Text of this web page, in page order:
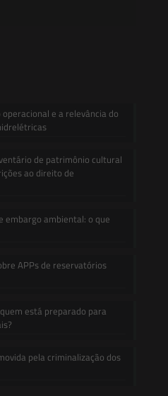
e a relevância do
de patrimônio cultural
ao direito de
embargo ambiental: o que
APPs de reservatórios
está preparado para
pela criminalização dos